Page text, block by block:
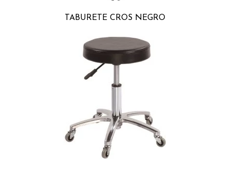
TABURETE CROS NEGRO